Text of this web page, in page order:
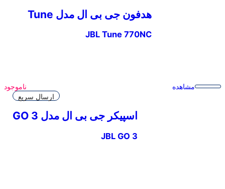
هدفون جی بی ال مدل Tune
JBL Tune 770NC
مشاهده
ناموجود
ارسال سریع
اسپیکر جی بی ال مدل GO 3
JBL GO 3